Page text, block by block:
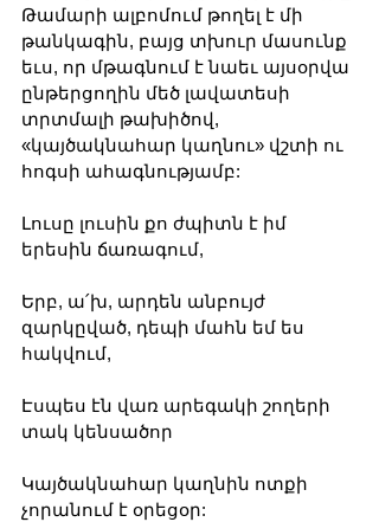
Թամարի ալբոմում թողել է մի
թանկագին, բայց տխուր մասունք
եւս, որ մթագնում է նաեւ այսօրվա
ընթերցողին մեծ լավատեսի
տրտմալի թախիծով,
«կայծակնահար կաղնու» վշտի ու
հոգսի ահագնությամբ:
Լուսը լուսին քո ժպիտն է իմ
երեսին ճառագում,
Երբ, ա՛խ, արդեն անբույժ
զարկըված, դեպի մահն եմ ես
հակվում,
Էսպես էն վառ արեգակի շողերի
տակ կենսածոր
Կայծակնահար կաղնին ոտքի
չորանում է օրեցօր: